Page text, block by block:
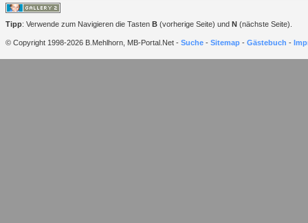
Tipp: Verwende zum Navigieren die Tasten B (vorherige Seite) und N (nächste Seite).
© Copyright 1998-2026 B.Mehlhorn, MB-Portal.Net - Suche - Sitemap - Gästebuch -